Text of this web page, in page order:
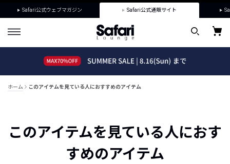
Safari公式ウェブマガジン Safari公式通販サイト
ホーム このアイテムを見ている人におすすめのアイテム
このアイテムを見ている人におす
すめのアイテム